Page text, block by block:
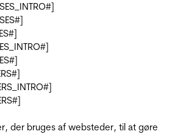
der bruges af websteder, til at gøre